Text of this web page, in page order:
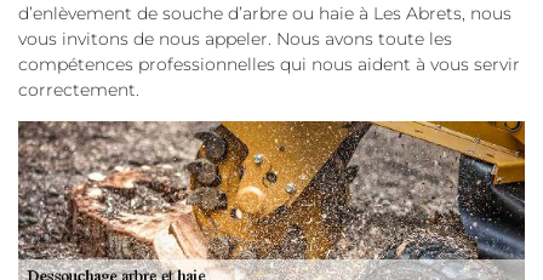
d’enlèvement de souche d’arbre ou haie à Les Abrets, nous
vous invitons de nous appeler. Nous avons toute les
compétences professionnelles qui nous aident à vous servir
correctement.